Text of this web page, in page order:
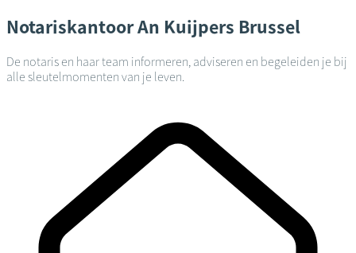
NotariskantoorAn Kuijpers Brussel
De notaris en haar team informeren, adviseren en begeleiden je bij
alle sleutelmomenten van je leven.